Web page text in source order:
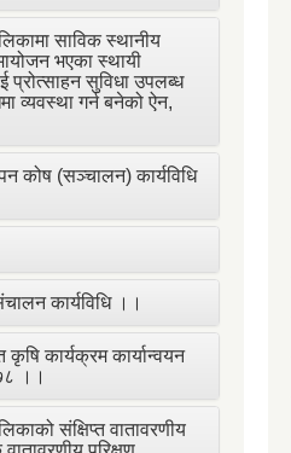
साविक स्थानीय
भएका स्थायी
प्रोत्साहन सुविधा उपलब्ध
व्यवस्था गर्न बनेको ऐन,
कोष (सञ्चालन) कार्यविधि
कार्यविधि ।।
कृषि कार्यक्रम कार्यान्वयन
।।
संक्षिप्त वातावरणीय